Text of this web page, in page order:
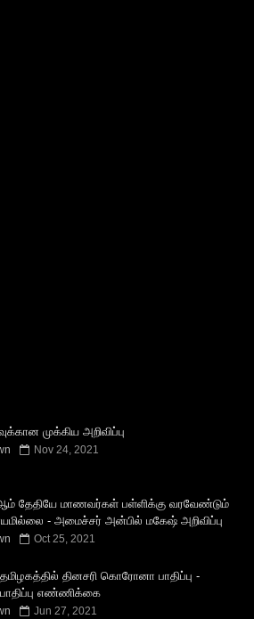
முக்கிய அறிவிப்பு
Nov 24, 2021
தேதியே மாணவர்கள் பள்ளிக்கு வரவேண்டும்
- அமைச்சர் அன்பில் மகேஷ் அறிவிப்பு
Oct 25, 2021
தினசரி கொரோனா பாதிப்பு -
எண்ணிக்கை
Jun 27, 2021